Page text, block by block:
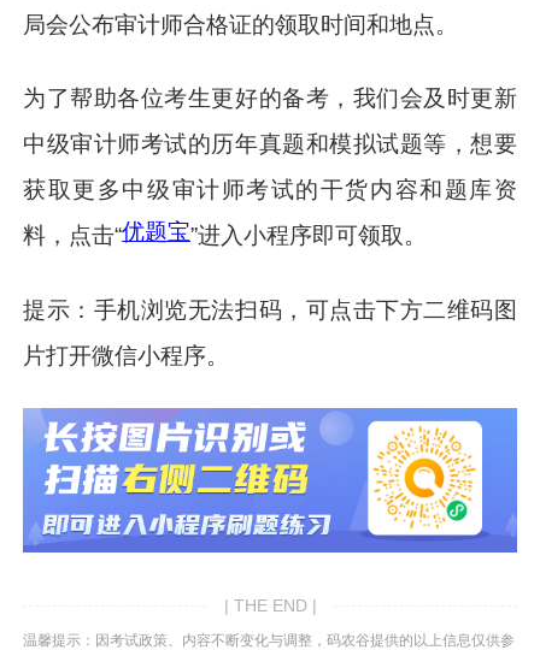
局会公布审计师合格证的领取时间和地点。
为了帮助各位考生更好的备考，我们会及时更新
中级审计师考试的历年真题和模拟试题等，想要
获取更多中级审计师考试的干货内容和题库资
料，点击“优题宝”进入小程序即可领取。
提示：手机浏览无法扫码，可点击下方二维码图
片打开微信小程序。
| THE END |
温馨提示：因考试政策、内容不断变化与调整，码农谷提供的以上信息仅供参